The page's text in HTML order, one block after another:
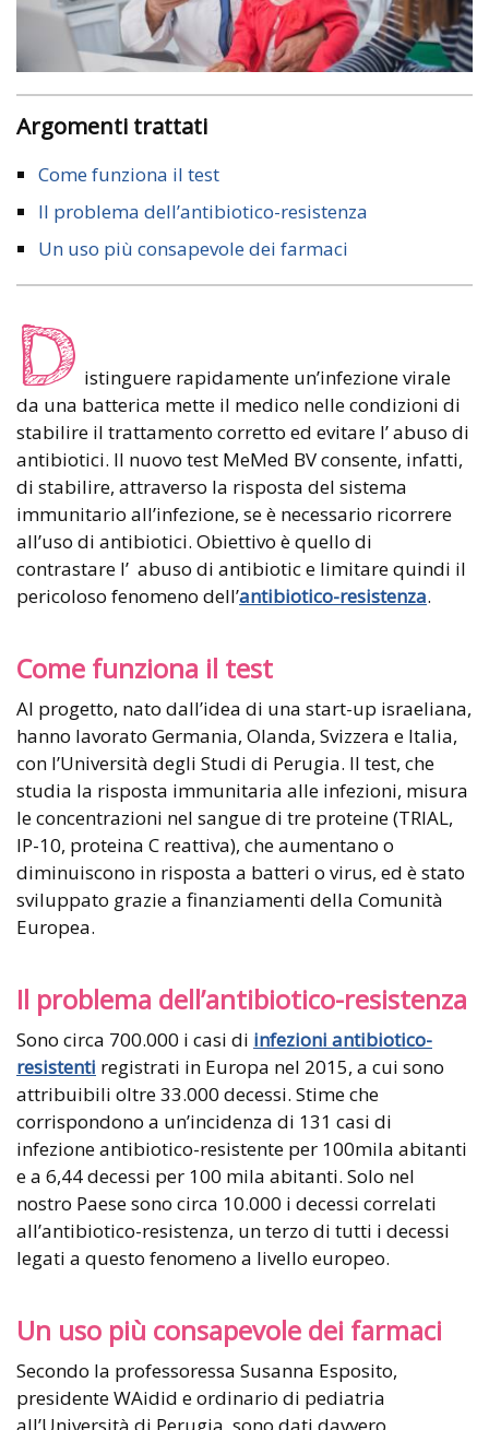
Argomenti trattati
Come funziona il test
Il problema dell’antibiotico-resistenza
Un uso più consapevole dei farmaci
D istinguere rapidamente un’infezione virale
da una batterica mette il medico nelle condizioni di
stabilire il trattamento corretto ed evitare l’ abuso di
antibiotici. Il nuovo test MeMed BV consente, infatti,
di stabilire, attraverso la risposta del sistema
immunitario all’infezione, se è necessario ricorrere
all’uso di antibiotici. Obiettivo è quello di
contrastare l’ abuso di antibiotic e limitare quindi il
pericoloso fenomeno dell’antibiotico-resistenza.
Come funziona il test
Al progetto, nato dall’idea di una start-up israeliana,
hanno lavorato Germania, Olanda, Svizzera e Italia,
con l’Università degli Studi di Perugia. Il test, che
studia la risposta immunitaria alle infezioni, misura
le concentrazioni nel sangue di tre proteine (TRIAL,
IP-10, proteina C reattiva), che aumentano o
diminuiscono in risposta a batteri o virus, ed è stato
sviluppato grazie a finanziamenti della Comunità
Europea.
Il problema dell’antibiotico-resistenza
Sono circa 700.000 i casi di infezioni antibiotico-
resistenti registrati in Europa nel 2015, a cui sono
attribuibili oltre 33.000 decessi. Stime che
corrispondono a un’incidenza di 131 casi di
infezione antibiotico-resistente per 100mila abitanti
e a 6,44 decessi per 100 mila abitanti. Solo nel
nostro Paese sono circa 10.000 i decessi correlati
all’antibiotico-resistenza, un terzo di tutti i decessi
legati a questo fenomeno a livello europeo.
Un uso più consapevole dei farmaci
Secondo la professoressa Susanna Esposito,
presidente WAidid e ordinario di pediatria